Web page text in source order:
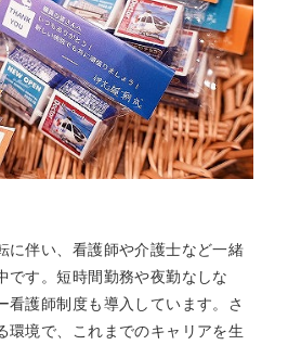
伴い、看護師や介護士など一緒
です。短時間勤務や夜勤なしな
看護師制度も導入しています。さ
環境で、これまでのキャリアを生